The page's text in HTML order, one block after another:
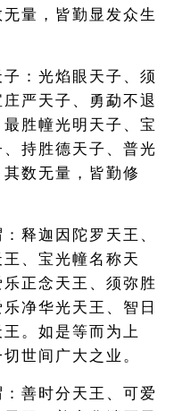
量，皆勤显发众生
：光焰眼天子、须
严天子、勇勐不退
胜幢光明天子、宝
持胜德天子、普光
数无量，皆勤修
释迦因陀罗天王、
、宝光幢名称天
正念天王、须弥胜
净华光天王、智日
。如是等而为上
世间广大之业。
善时分天王、可爱